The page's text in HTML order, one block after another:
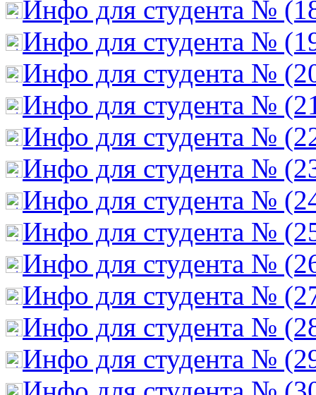
Инфо для студента №
Инфо для студента №
Инфо для студента №
Инфо для студента №
Инфо для студента №
Инфо для студента №
Инфо для студента №
Инфо для студента №
Инфо для студента №
Инфо для студента №
Инфо для студента №
Инфо для студента №